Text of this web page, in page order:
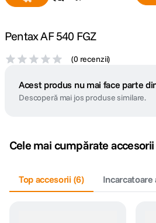
Pentax AF 540 FGZ
(0 recenzii)
Acest produs nu mai face parte
Descoperă mai jos produse similare.
Cele mai cumpărate accesorii
Top accesorii (6)